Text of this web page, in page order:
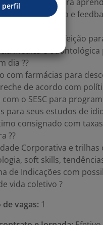
de desempenho e
pessoas ??
e/ou refeição
médica e
dia ??
com farmácias para
de acordo com
com o SESC para
para seus estudos de
consignado com
??
Corporativa e
soft skills,
de Indicações com
vida coletivo ?
vagas: 1
perfil